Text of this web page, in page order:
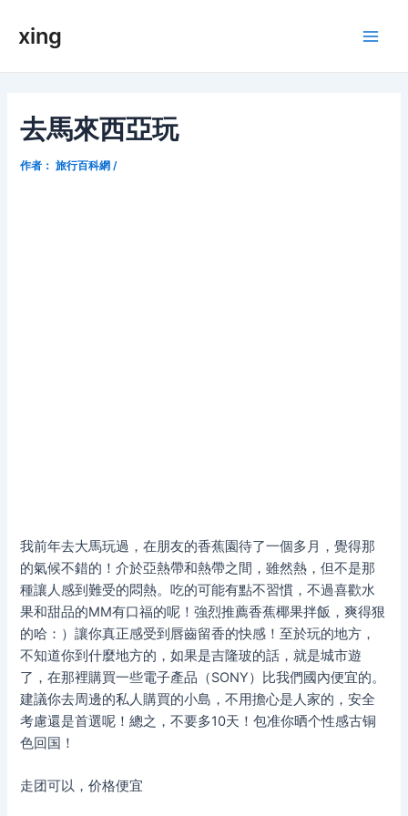
xing
去馬來西亞玩
作者： 旅行百科網 /
我前年去大馬玩過，在朋友的香蕉園待了一個多月，覺得那
的氣候不錯的！介於亞熱帶和熱帶之間，雖然熱，但不是那
種讓人感到難受的悶熱。吃的可能有點不習慣，不過喜歡水
果和甜品的MM有口福的呢！強烈推薦香蕉椰果拌飯，爽得狠
的哈：）讓你真正感受到唇齒留香的快感！至於玩的地方，
不知道你到什麼地方的，如果是吉隆玻的話，就是城市遊
了，在那裡購買一些電子產品（SONY）比我們國內便宜的。
建議你去周邊的私人購買的小島，不用擔心是人家的，安全
考慮還是首選呢！總之，不要多10天！包准你晒个性感古铜
色回国！
走团可以，价格便宜